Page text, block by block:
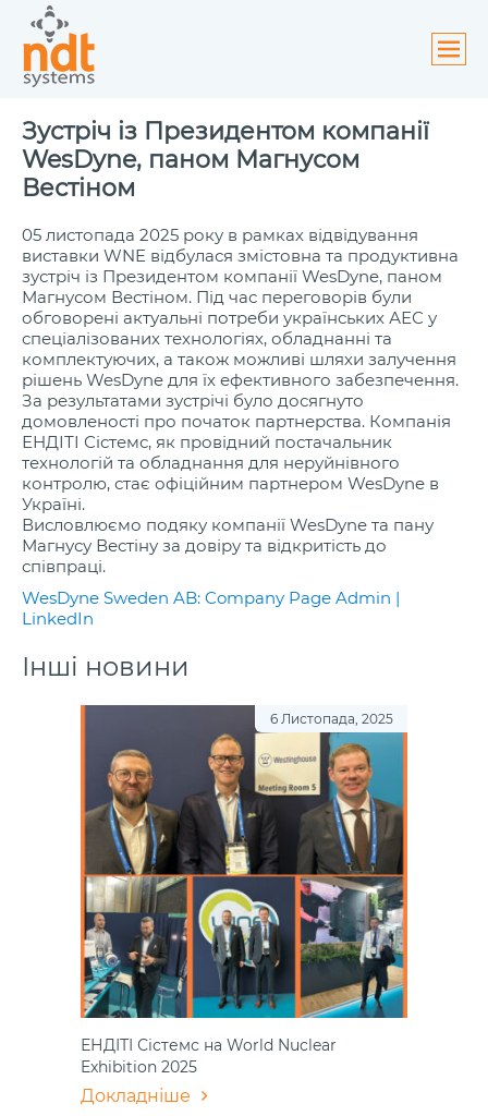
NDT Systems
WesDyne, паном Магнусом Вестіном
Зустріч із Президентом компанії
WesDyne, паном Магнусом
Вестіном
05 листопада 2025 року в рамках відвідування
виставки WNE відбулася змістовна та продуктивна
зустріч із Президентом компанії WesDyne, паном
Магнусом Вестіном. Під час переговорів були
обговорені актуальні потреби українських АЕС у
спеціалізованих технологіях, обладнанні та
комплектуючих, а також можливі шляхи залучення
рішень WesDyne для їх ефективного забезпечення.
За результатами зустрічі було досягнуто
домовленості про початок партнерства. Компанія
ЕНДІТІ Сістемс, як провідний постачальник
технологій та обладнання для неруйнівного
контролю, стає офіційним партнером WesDyne в
Україні.
Висловлюємо подяку компанії WesDyne та пану
Магнусу Вестіну за довіру та відкритість до
співпраці.
WesDyne Sweden AB: Company Page Admin |
LinkedIn
Інші новини
6 Листопада, 2025
ЕНДІТІ Сістемс на World Nuclear
Exhibition 2025
Докладніше